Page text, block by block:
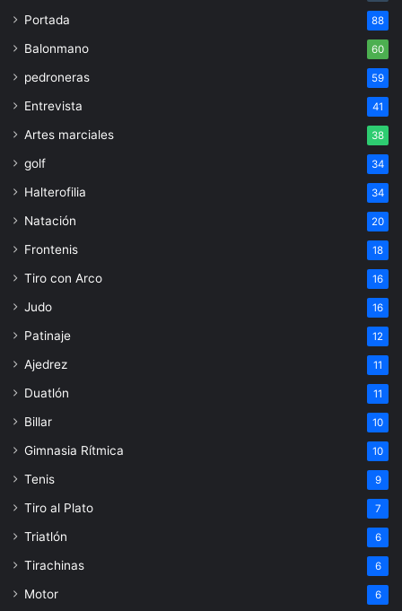
Portada 88
Balonmano 60
pedroneras 59
Entrevista 41
Artes marciales 38
golf 34
Halterofilia 34
Natación 20
Frontenis 18
Tiro con Arco 16
Judo 16
Patinaje 12
Ajedrez 11
Duatlón 11
Billar 10
Gimnasia Rítmica 10
Tenis 9
Tiro al Plato 7
Triatlón 6
Tirachinas 6
Motor 6